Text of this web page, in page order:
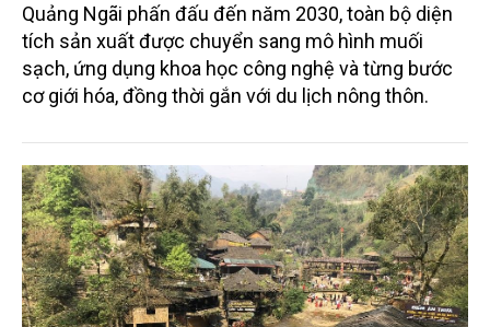
Quảng Ngãi phấn đấu đến năm 2030, toàn bộ diện
tích sản xuất được chuyển sang mô hình muối
sạch, ứng dụng khoa học công nghệ và từng bước
cơ giới hóa, đồng thời gắn với du lịch nông thôn.